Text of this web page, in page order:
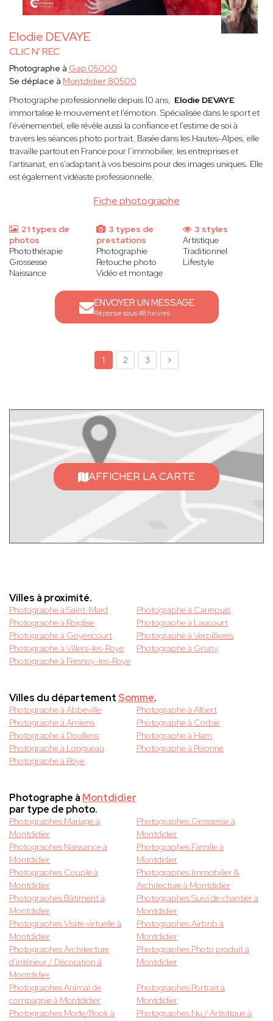
Elodie DEVAYE
CLIC N' REC
Fiche photographe
Photographe à Gap 05000
Se déplace à Montdidier 80500
Photographe professionnelle depuis 10 ans, Elodie DEVAYE
immortalise le mouvement et l'émotion. Spécialisée dans le sport et
l'événementiel, elle révèle aussi la confiance et l'estime de soi à
travers les séances photo portrait. Basée dans les Hautes-Alpes, elle
travaille partout en France pour l’immobilier, les entreprises et
l’artisanat, en s’adaptant à vos besoins pour des images uniques. Elle
est également vidéaste professionnelle.
21 types de
photos
Photothérapie
Grossesse
Naissance
3 types de
prestations
Photographie
Retouche photo
Vidéo et montage
3 styles
Artistique
Traditionnel
Lifestyle
ENVOYER UN MESSAGE
Réponse sous 48 heures
1 2 3
AFFICHER LA CARTE
Villes à proximité.
Photographe à Saint-Mard
Photographe à Carrepuis
Photographe à Roiglise
Photographe à Laucourt
Photographe à Goyencourt
Photographe à Verpillieres
Photographe à Villers-les-Roye
Photographe à Gruny
Photographe à Fresnoy-les-Roye
Villes du département Somme.
Photographe à Abbeville
Photographe à Albert
Photographe à Amiens
Photographe à Corbie
Photographe à Doullens
Photographe à Ham
Photographe à Longueau
Photographe à Péronne
Photographe à Roye
Photographe à Montdidier
par type de photo.
Photographes Mariage à
Montdidier
Photographes Grossesse à
Montdidier
Photographes Naissance à
Montdidier
Photographes Famille à
Montdidier
Photographes Couple à
Montdidier
Photographes Immobilier &
Architecture à Montdidier
Photographes Bâtiment à
Montdidier
Photographes Suivi de chantier à
Montdidier
Photographes Visite virtuelle à
Montdidier
Photographes Airbnb à
Montdidier
Photographes Architecture
d'intérieur / Décoration à
Montdidier
Photographes Photo produit à
Montdidier
Photographes Animal de
compagnie à Montdidier
Photographes Portrait à
Montdidier
Photographes Mode/Book à
Photographes Nu / Artistique à